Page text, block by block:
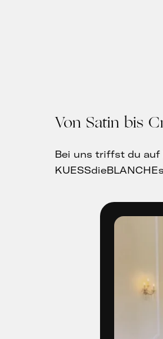
Von Satin bis
Bei uns triffst du auf